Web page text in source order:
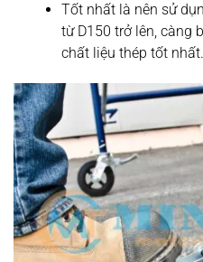
Tốt nhất là nên sử
từ D150 trở lên, càng
chất liệu thép tốt nhất.